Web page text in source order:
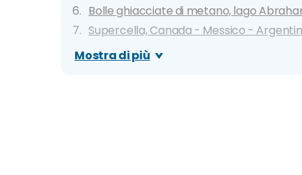
Bolle ghiacciate di metano, lago
Supercella, Canada - Messico -
e Australia
Eucalipto Arcobaleno, Maui - Hawaii
Mostra di più